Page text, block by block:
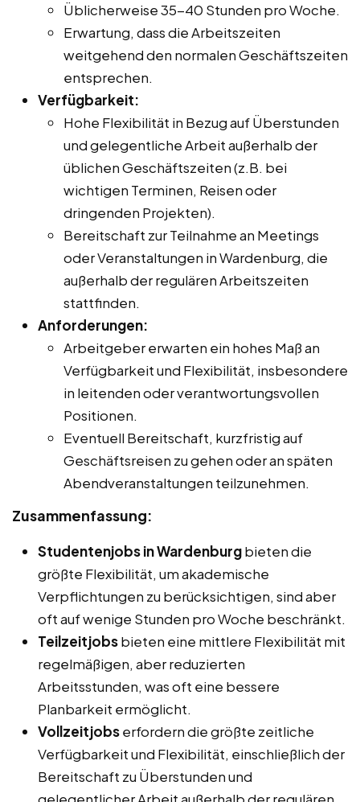
Üblicherweise 35-40 Stunden pro Woche.
Erwartung, dass die Arbeitszeiten
weitgehend den normalen Geschäftszeiten
entsprechen.
Verfügbarkeit:
Hohe Flexibilität in Bezug auf Überstunden
und gelegentliche Arbeit außerhalb der
üblichen Geschäftszeiten (z.B. bei
wichtigen Terminen, Reisen oder
dringenden Projekten).
Bereitschaft zur Teilnahme an Meetings
oder Veranstaltungen in Wardenburg, die
außerhalb der regulären Arbeitszeiten
stattfinden.
Anforderungen:
Arbeitgeber erwarten ein hohes Maß an
Verfügbarkeit und Flexibilität, insbesondere
in leitenden oder verantwortungsvollen
Positionen.
Eventuell Bereitschaft, kurzfristig auf
Geschäftsreisen zu gehen oder an späten
Abendveranstaltungen teilzunehmen.
Zusammenfassung:
Studentenjobs in Wardenburgbieten die
größte Flexibilität, um akademische
Verpflichtungen zu berücksichtigen, sind aber
oft auf wenige Stunden pro Woche beschränkt.
Teilzeitjobsbieten eine mittlere Flexibilität mit
regelmäßigen, aber reduzierten
Arbeitsstunden, was oft eine bessere
Planbarkeit ermöglicht.
Vollzeitjobserfordern die größte zeitliche
Verfügbarkeit und Flexibilität, einschließlich der
Bereitschaft zu Überstunden und